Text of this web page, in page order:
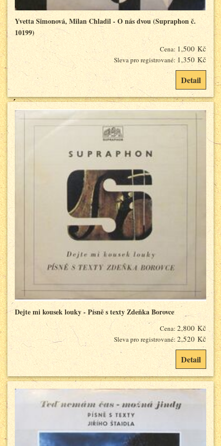
Yvetta Simonová, Milan Chladil - O nás dvou (Supraphon č.
10199)
Cena: 1,500 Kč
Sleva pro registrované: 1,350 Kč
Detail
Dejte mi kousek louky - Písně s texty Zdeňka Borovce
Cena: 2,800 Kč
Sleva pro registrované: 2,520 Kč
Detail